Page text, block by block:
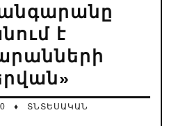
է
♦ ՏՆՏԵՍԱԿԱՆ